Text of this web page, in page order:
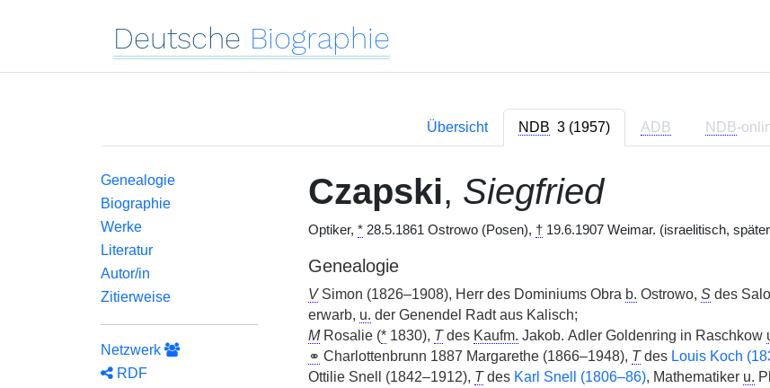
Deutsche Biographie
Übersicht NDB 3 (1957) ADB NDB-
Genealogie
Biographie
Werke
Literatur
Autor/in
Zitierweise
Netzwerk
RDF
Czapski, Siegfried
Optiker, *28.5.1861 Ostrowo (Posen), †19.6.1907 Weimar. (israelitisch,
Genealogie
VSimon (1826–1908), Herr des Dominiums Obra b. Ostrowo, Sdes
erwarb, u. der Genendel Radt aus Kalisch;
MRosalie (*1830), Tdes Kaufm. Jakob. Adler Goldenring in Raschkow
⚭ Charlottenbrunn 1887 Margarethe (1866–1948), Tdes Louis Koch
Ottilie Snell (1842–1912), Tdes Karl Snell (1806–86), Mathematiker u.